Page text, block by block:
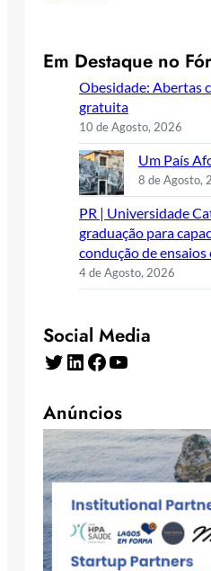
Em Destaque no
Obesidade: Abertas
gratuita
10 de Agosto, 2026
Um País
8 de Agosto,
PR | Universidade
graduação para
condução de ensaios
4 de Agosto, 2026
Social Media
Twitter LinkedIn Facebook YouTube
Anúncios